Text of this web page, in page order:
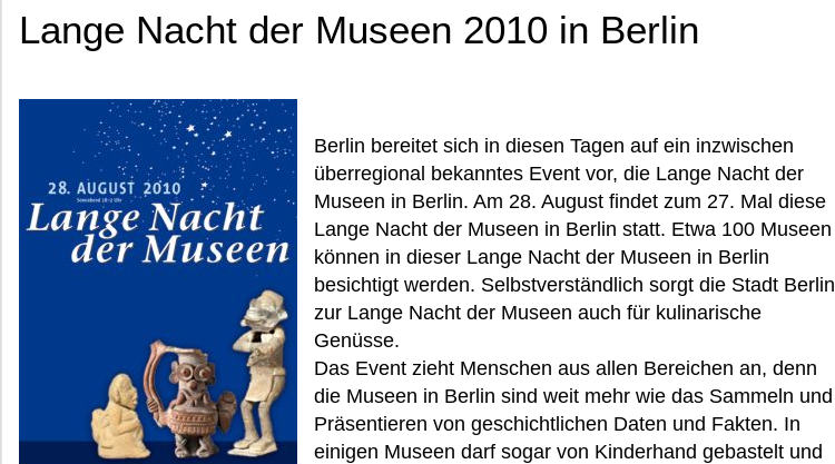
Lange Nacht der Museen 2010 in Berlin
Berlin bereitet sich in diesen Tagen auf ein inzwischen
überregional bekanntes Event vor, die Lange Nacht der
Museen in Berlin. Am 28. August findet zum 27. Mal diese
Lange Nacht der Museen in Berlin statt. Etwa 100 Museen
können in dieser Lange Nacht der Museen in Berlin
besichtigt werden. Selbstverständlich sorgt die Stadt Berlin
zur Lange Nacht der Museen auch für kulinarische
Genüsse.
Das Event zieht Menschen aus allen Bereichen an, denn
die Museen in Berlin sind weit mehr wie das Sammeln und
Präsentieren von geschichtlichen Daten und Fakten. In
einigen Museen darf sogar von Kinderhand gebastelt und